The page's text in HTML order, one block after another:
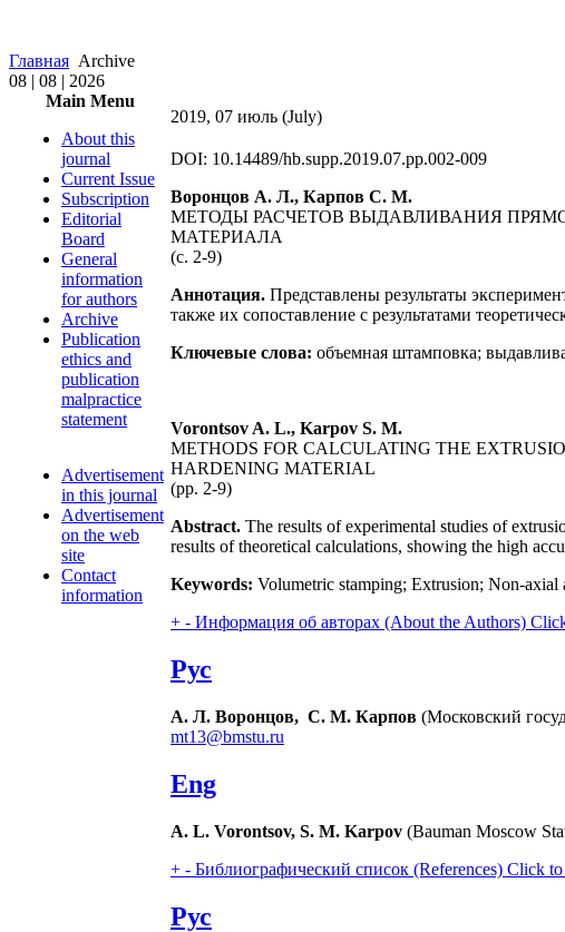
Главная Archive
08 | 08 | 2026
Main Menu
About this
journal
Current Issue
Subscription
Editorial
Board
General
information
for authors
Archive
Publication
ethics and
publication
malpractice
statement
Advertisement
in this journal
Advertisement
on the web
site
Contact
information
2019, 07 июль (July)
DOI: 10.14489/hb.supp.2019.07.pp.002-009
Воронцов А. Л., Карпов С. М.
МЕТОДЫ РАСЧЕТОВ ВЫДАВЛИВАНИЯ
МАТЕРИАЛА
(c. 2-9)
Аннотация. Представлены результаты
также их сопоставление с результатами
Ключевые слова: объемная штамповка;
Vorontsov A. L., Karpov S. M.
METHODS FOR CALCULATING THE
HARDENING MATERIAL
(pp. 2-9)
Abstract. The results of experimental studies of
results of theoretical calculations, showing the high
Keywords: Volumetric stamping; Extrusion; Non-axial
+ - Информация об авторах (About the Authors)
Рус
А. Л. Воронцов, С. М. Карпов (Московский
mt13@bmstu.ru
Eng
A. L. Vorontsov, S. M. Karpov (Bauman Moscow
+ - Библиографический список (References) Click to
Рус